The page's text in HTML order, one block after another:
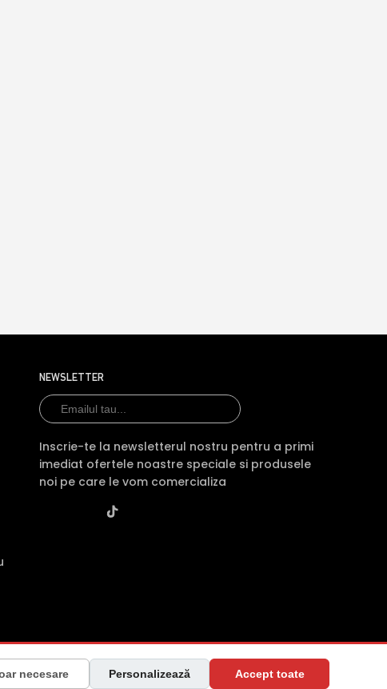
NEWSLETTER
Inscrie-te la newsletterul nostru pentru a primi
imediat ofertele noastre speciale si produsele
noi pe care le vom comercializa
1, Craiova, Jud. Dolj ·Contactează-ne Service produs
necesare Personalizează Accept toate